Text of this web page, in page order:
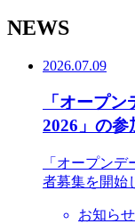
NEWS
2026.07.09
「オープ
2026」の参
「オープン
者募集を開始
お知らせ